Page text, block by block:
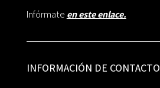
Infórmate en este enlace.
INFORMACIÓN DE CONTACTO